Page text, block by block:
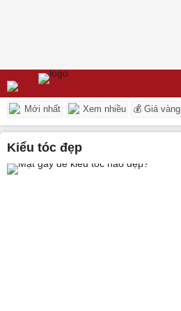
Mới nhất Xem nhiều 💰 Giá vàng
kiểu tóc đẹp